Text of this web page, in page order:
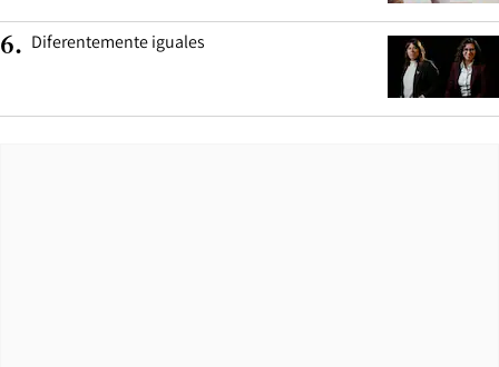
6. Diferentemente iguales